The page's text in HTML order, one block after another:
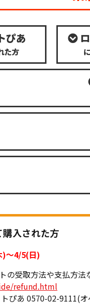
ぴあ
た方
入された方
)〜4/5(日)
の受取方法や支払方法
refund.html
ぴあ 0570-02-9111(